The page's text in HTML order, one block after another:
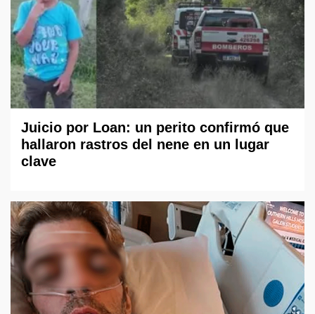
Juicio por Loan: un perito confirmó que
hallaron rastros del nene en un lugar
clave